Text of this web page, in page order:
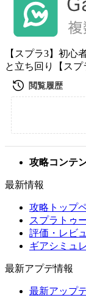
【スプラ3】初心
と立ち回り【スプ
攻略コンテ
最新情報
攻略トップ
スプラトゥ
評価・レビ
ギアシミュ
最新アプデ情報
最新アップ